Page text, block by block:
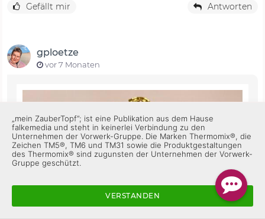
Gefällt mir Antworten
gploetze
vor 7 Monaten
„mein ZauberTopf”; ist eine Publikation aus dem Hause
falkemedia und steht in keinerlei Verbindung zu den
Unternehmen der Vorwerk-Gruppe. Die Marken Thermomix®, die
Zeichen TM5®, TM6 und TM31 sowie die Produktgestaltungen
des Thermomix® sind zugunsten der Unternehmen der Vorwerk-
Gruppe geschützt.
VERSTANDEN